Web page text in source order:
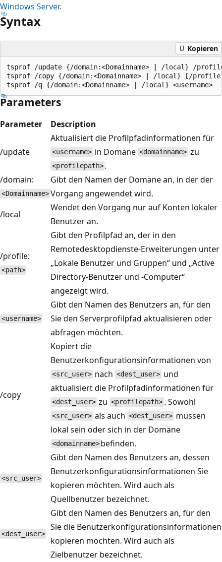
Windows Server.
Syntax
Kopieren
tsprof /update {/domain:<Domainname> | /local} /
tsprof /copy {/domain:<Domainname> | /local} [/
Parameters
Parameter Description
/update
Aktualisiert die Profilpfadinformationen für
<username> in Domäne <domainname> zu
<profilepath> .
/domain:
<Domainname>
Gibt den Namen der Domäne an, in der der
Vorgang angewendet wird.
/local
Wendet den Vorgang nur auf Konten lokaler
Benutzer an.
/profile:
<path>
Gibt den Profilpfad an, der in den
Remotedesktopdienste-Erweiterungen unter
„Lokale Benutzer und Gruppen“ und „Active
Directory-Benutzer und -Computer“
angezeigt wird.
<username>
Gibt den Namen des Benutzers an, für den
Sie den Serverprofilpfad aktualisieren oder
abfragen möchten.
/copy
Kopiert die
Benutzerkonfigurationsinformationen von
<src_user> nach <dest_user> und
aktualisiert die Profilpfadinformationen für
<dest_user> zu <profilepath> . Sowohl
<src_user> als auch <dest_user> müssen
lokal sein oder sich in der Domäne
<domainname> befinden.
<src_user>
Gibt den Namen des Benutzers an, dessen
Benutzerkonfigurationsinformationen Sie
kopieren möchten. Wird auch als
Quellbenutzer bezeichnet.
<dest_user>
Gibt den Namen des Benutzers an, für den
Sie die Benutzerkonfigurationsinformationen
kopieren möchten. Wird auch als
Zielbenutzer bezeichnet.